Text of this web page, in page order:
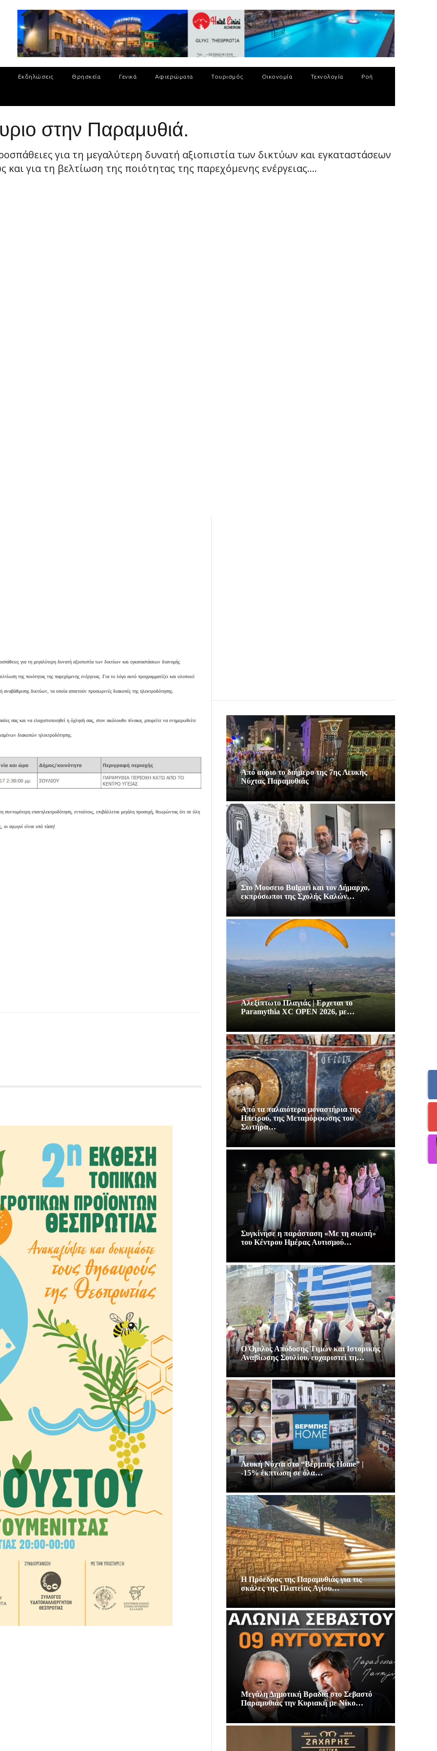
Εκδηλώσεις Θρησκεία Γενικά Αφιερώματα Τουρισμός Οικονομία Τεχνολογία Ροή
στην Παραμυθιά.
για τη μεγαλύτερη δυνατή αξιοπιστία των δικτύων και εγκαταστάσεων
και για τη βελτίωση της ποιότητας της παρεχόμενης ενέργειας....
για τη μεγαλύτερη δυνατή αξιοπιστία των δικτύων και εγκαταστάσεων διανομής
της ποιότητας της παρεχόμενης ενέργειας. Για το λόγο αυτό προγραμματίζει και υλοποιεί
αναβάθμισης δικτύων, τα οποία απαιτούν προσωρινές διακοπές της ηλεκτροδότησης.
σας και να ελαχιστοποιηθεί η όχλησή σας, στον ακόλουθο πίνακα, μπορείτε να ενημερωθείτε
διακοπών ηλεκτροδότησης.
συντομότερη επανηλεκτροδότηση, εντούτοις, επιβάλλεται μεγάλη προσοχή, θεωρώντας ότι σε όλη
οι αγωγοί είναι υπό τάση!
Από αύριο το διήμερο της 7ης Λευκής
Νύχτας Παραμυθιάς
Στο Μουσειο Bulgari και τον Δήμαρχο,
εκπρόσωποι της Σχολής Καλών…
Αλεξίπτωτο Πλαγιάς | Ερχεται το
Paramythia XC OPEN 2026, με…
Από τα παλαιότερα μοναστήρια της
Ηπείρου, της Μεταμόρφωσης του
Σωτήρα…
Συγκίνησε η παράσταση «Με τη σιωπή»
του Κέντρου Ημέρας Αυτισμού…
Ο Όμιλος Απόδοσης Τιμών και Ιστορικής
Αναβίωσης Σουλίου, ευχαριστεί τη…
Λευκή Νύχτα στο “Βέρμπης Home” |
-15% έκπτωση σε όλα…
Η Πρόεδρος της Παραμυθιάς για τις
σκάλες της Πλατείας Αγίου…
Μεγάλη Δημοτική Βραδιά στο Σεβαστό
Παραμυθιάς την Κυριακή με Νίκο…